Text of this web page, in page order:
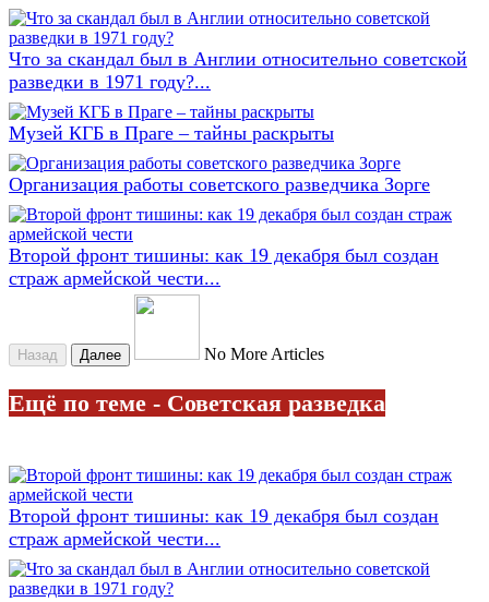
Что за скандал был в Англии относительно советской
разведки в 1971 году?...
Музей КГБ в Праге – тайны раскрыты
Организация работы советского разведчика Зорге
Второй фронт тишины: как 19 декабря был создан
страж армейской чести...
Назад Далее No More Articles
Ещё по теме - Советская разведка
Второй фронт тишины: как 19 декабря был создан
страж армейской чести...